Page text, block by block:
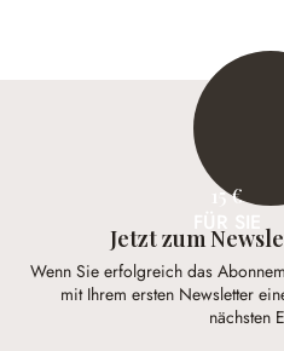
15 €
Jetzt zum
Wenn Sie erfolgreich das
mit Ihrem ersten Newsletter
nächsten